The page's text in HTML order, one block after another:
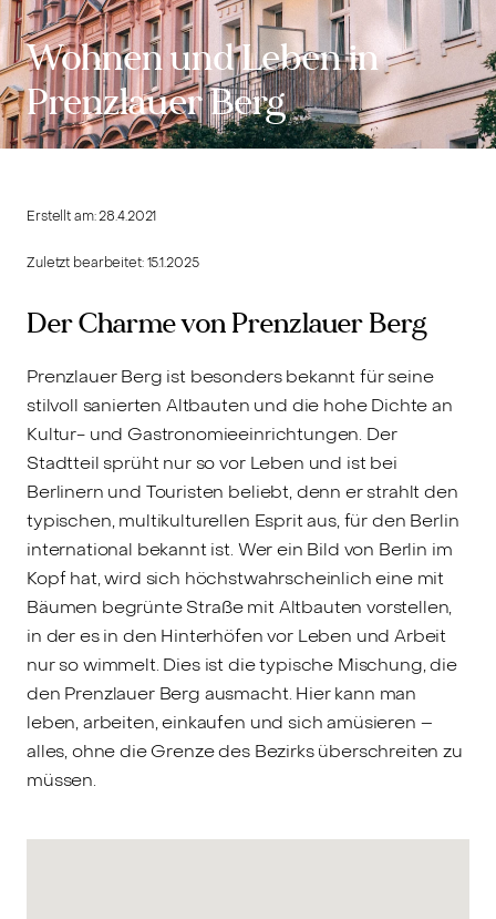
Wohnen und Leben in
Prenzlauer Berg
Erstellt am:28.4.2021
Zuletzt bearbeitet:15.1.2025
Der Charme von Prenzlauer Berg
Prenzlauer Berg ist besonders bekannt für seine
stilvoll sanierten Altbauten und die hohe Dichte an
Kultur- und Gastronomieeinrichtungen. Der
Stadtteil sprüht nur so vor Leben und ist bei
Berlinern und Touristen beliebt, denn er strahlt den
typischen, multikulturellen Esprit aus, für den Berlin
international bekannt ist. Wer ein Bild von Berlin im
Kopf hat, wird sich höchstwahrscheinlich eine mit
Bäumen begrünte Straße mit Altbauten vorstellen,
in der es in den Hinterhöfen vor Leben und Arbeit
nur so wimmelt. Dies ist die typische Mischung, die
den Prenzlauer Berg ausmacht. Hier kann man
leben, arbeiten, einkaufen und sich amüsieren –
alles, ohne die Grenze des Bezirks überschreiten zu
müssen.